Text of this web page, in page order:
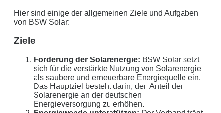
Hier sind einige der allgemeinen Ziele und Aufgaben
von BSW Solar:
Ziele
Förderung der Solarenergie: BSW Solar setzt
sich für die verstärkte Nutzung von Solarenergie
als saubere und erneuerbare Energiequelle ein.
Das Hauptziel besteht darin, den Anteil der
Solarenergie an der deutschen
Energieversorgung zu erhöhen.